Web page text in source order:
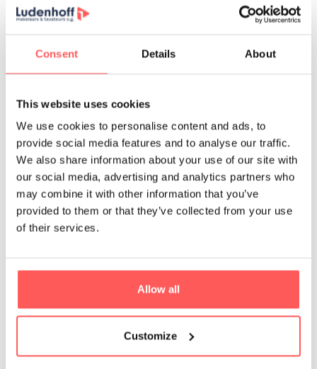
Consent Details About
This website uses cookies
We use cookies to personalise content and ads, to
provide social media features and to analyse our traffic.
We also share information about your use of our site with
our social media, advertising and analytics partners who
may combine it with other information that you’ve
provided to them or that they’ve collected from your use
of their services.
Allow all
Customize
De diensten en makelaarscourtage
Ook na een succesvolle verkoop blijven wij als
Tot slot begeleiden we ook de eigendomsoverdracht bij
stap in het verkoopproces.
Voor alle diensten met betrekking tot het verkopen van
je woning betaal je een zogenoemde
makelaarscourtage, informeer gerust naar onze
voorwaarden. Bij het verkopen van je woning zijn enkel
de kosten met betrekking tot de financiering van je